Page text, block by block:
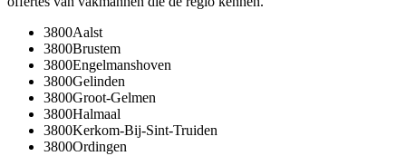
3800Aalst
3800Brustem
3800Engelmanshoven
3800Gelinden
3800Groot-Gelmen
3800Halmaal
3800Kerkom-Bij-Sint-Truiden
3800Ordingen